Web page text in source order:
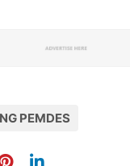
PEMDES